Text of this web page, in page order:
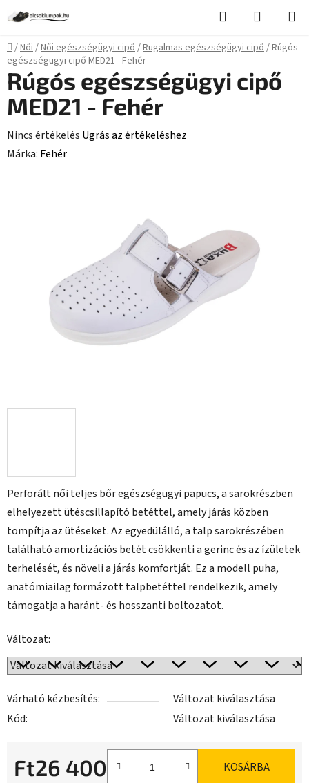
fő
tartalomhoz
Keresés KOSÁR
Kezdőlap
/Női/Női egészségügyi cipő/Rugalmas egészségügyi cipő/Rúgós
egészségügyi cipő MED21 - Fehér
Perforált női teljes bőr egészségügyi papucs, a sarokrészben
elhelyezett ütéscsillapító betéttel, amely járás közben
tompítja az ütéseket. Az egyedülálló, a talp sarokrészében
található amortizációs betét csökkenti a gerinc és az ízületek
terhelését, és növeli a járás komfortját. Ez a modell puha,
anatómiailag formázott talpbetéttel rendelkezik, amely
támogatja a haránt- és hosszanti boltozatot.
Változat:
Várható kézbesítés:
Változat kiválasztása
Kód:
Változat kiválasztása
Ft26 400 KOSÁRBA
Rúgós egészségügyi cipő
MED21 - Fehér
A
termék
Nincs értékelés Ugrás az értékeléshez
Márka: Fehér